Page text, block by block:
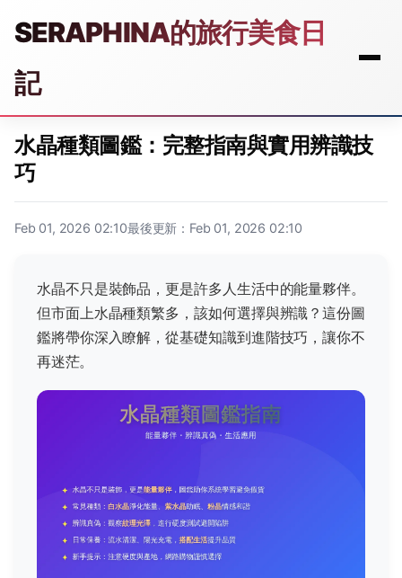
SERAPHINA的旅行美食日
記
水晶種類圖鑑：完整指南與實用辨識技
巧
Feb 01, 2026 02:10最後更新：Feb 01, 2026 02:10
水晶不只是裝飾品，更是許多人生活中的能量夥伴。
但市面上水晶種類繁多，該如何選擇與辨識？這份圖
鑑將帶你深入瞭解，從基礎知識到進階技巧，讓你不
再迷茫。